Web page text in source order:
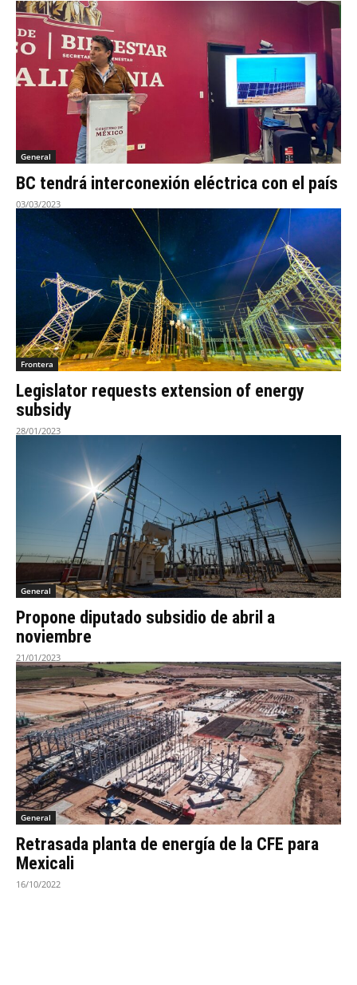
General
BC tendrá interconexión eléctrica con el país
03/03/2023
Frontera
Legislator requests extension of energy
subsidy
28/01/2023
General
Propone diputado subsidio de abril a
noviembre
21/01/2023
General
Retrasada planta de energía de la CFE para
Mexicali
16/10/2022